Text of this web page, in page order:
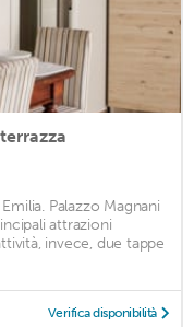
Palazzo Magnani
attrazioni
invece, due tappe
Verifica disponibilità